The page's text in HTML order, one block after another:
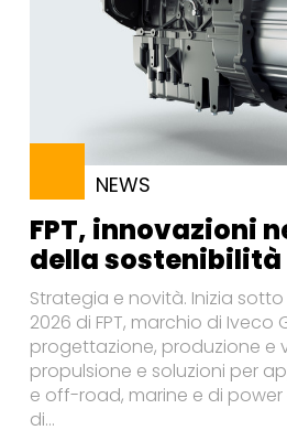
NEWS
FPT, innovazioni
della sostenibilità
Strategia e novità. Inizia
2026 di FPT, marchio di
progettazione, produzione e
propulsione e soluzioni per
e off-road, marine e di power
di...